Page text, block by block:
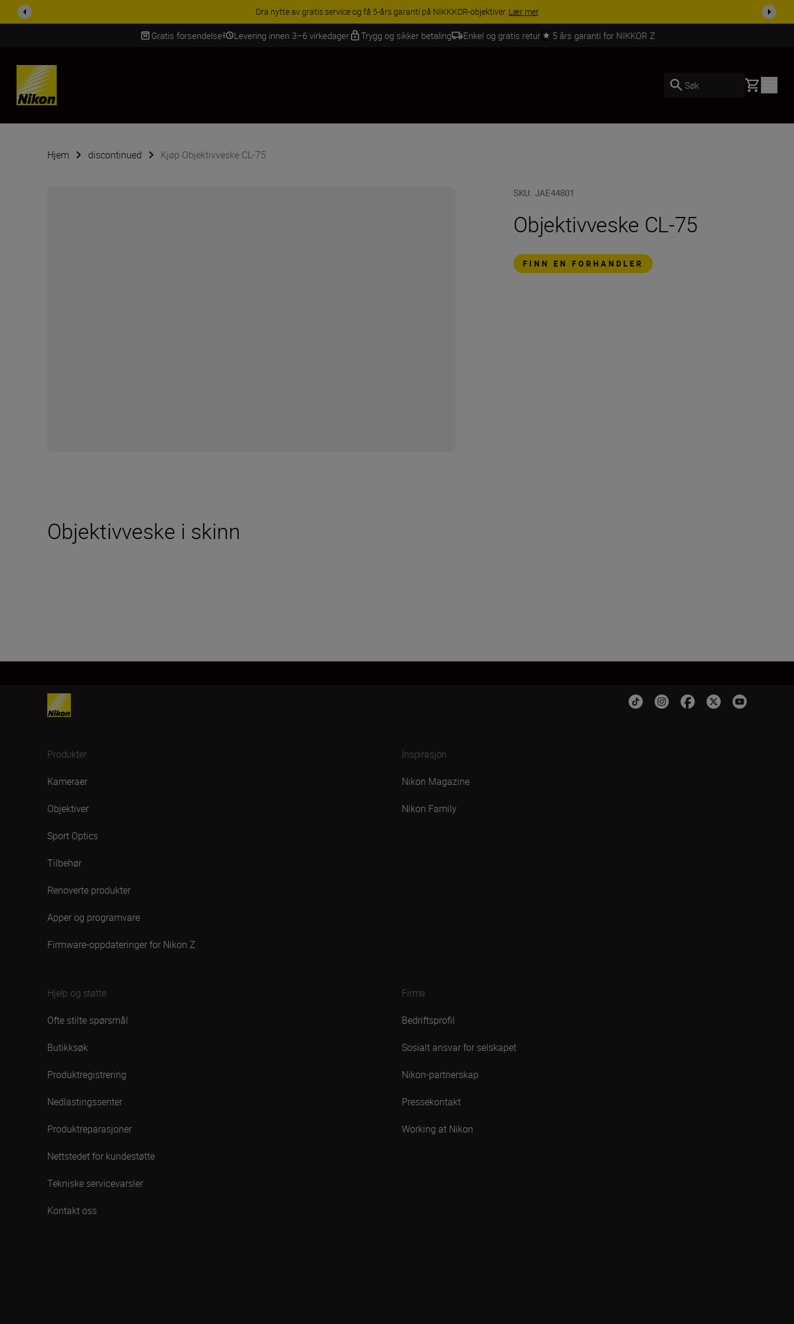
Dra nytte av gratis service og få 5-års garanti på NIKKKOR-objektiver.Lær mer
Gratis forsendelse Levering innen 3–6 virkedager Trygg og sikker betaling Enkel og gratis retur 5 års garanti for NIKKOR Z
Skip Content
Søk Basket
Hjem discontinued Kjøp Objektivveske CL-75
SKU:JAE44801
Objektivveske CL-75
FINN EN FORHANDLER
Objektivveske i skinn
Produkter
Kameraer
Objektiver
Sport Optics
Tilbehør
Renoverte produkter
Apper og programvare
Firmware-oppdateringer for Nikon Z
Inspirasjon
Nikon Magazine
Nikon Family
Hjelp og støtte
Ofte stilte spørsmål
Butikksøk
Produktregistrering
Nedlastingssenter
Produktreparasjoner
Nettstedet for kundestøtte
Tekniske servicevarsler
Kontakt oss
Firma
Bedriftsprofil
Sosialt ansvar for selskapet
Nikon-partnerskap
Pressekontakt
Working at Nikon